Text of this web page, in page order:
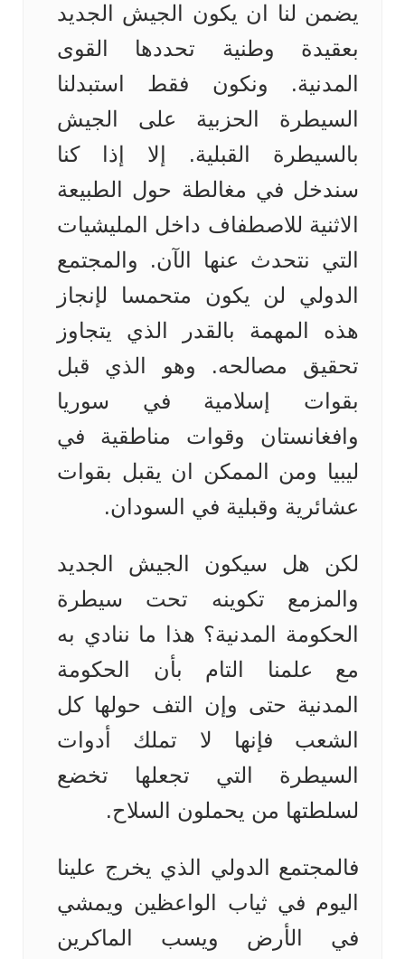
يضمن لنا ان يكون الجيش الجديد
بعقيدة وطنية تحددها القوى
المدنية. ونكون فقط استبدلنا
السيطرة الحزبية على الجيش
بالسيطرة القبلية. إلا إذا كنا
سندخل في مغالطة حول الطبيعة
الاثنية للاصطفاف داخل المليشيات
التي نتحدث عنها الآن. والمجتمع
الدولي لن يكون متحمسا لإنجاز
هذه المهمة بالقدر الذي يتجاوز
تحقيق مصالحه. وهو الذي قبل
بقوات إسلامية في سوريا
وافغانستان وقوات مناطقية في
ليبيا ومن الممكن ان يقبل بقوات
عشائرية وقبلية في السودان.
لكن هل سيكون الجيش الجديد
والمزمع تكوينه تحت سيطرة
الحكومة المدنية؟ هذا ما ننادي به
مع علمنا التام بأن الحكومة
المدنية حتى وإن التف حولها كل
الشعب فإنها لا تملك أدوات
السيطرة التي تجعلها تخضع
لسلطتها من يحملون السلاح.
فالمجتمع الدولي الذي يخرج علينا
اليوم في ثياب الواعظين ويمشي
في الأرض ويسب الماكرين